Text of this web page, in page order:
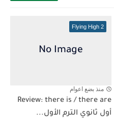
Flying High 2
منذ بضع اعوام
Review: there is / there are
أول ثانوي الترم الأول...